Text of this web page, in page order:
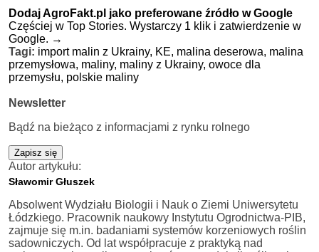
Dodaj AgroFakt.pl jako preferowane źródło w Google
Częściej w Top Stories. Wystarczy 1 klik i zatwierdzenie w
Google. →
Tagi: import malin z Ukrainy, KE, malina deserowa, malina
przemysłowa, maliny, maliny z Ukrainy, owoce dla
przemysłu, polskie maliny
Newsletter
Bądź na bieżąco z informacjami z rynku rolnego
Zapisz się
Autor artykułu:
Sławomir Głuszek
Absolwent Wydziału Biologii i Nauk o Ziemi Uniwersytetu
Łódzkiego. Pracownik naukowy Instytutu Ogrodnictwa-PIB,
zajmuje się m.in. badaniami systemów korzeniowych roślin
sadowniczych. Od lat współpracuje z praktyką nad